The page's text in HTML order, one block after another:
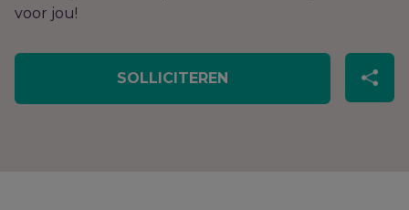
voor jou!
SOLLICITEREN